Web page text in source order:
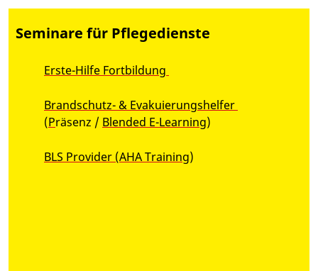
Seminare für Pflegedienste
Erste-Hilfe Fortbildung
Brandschutz- & Evakuierungshelfer
(Präsenz / Blended E-Learning)
BLS Provider (AHA Training)